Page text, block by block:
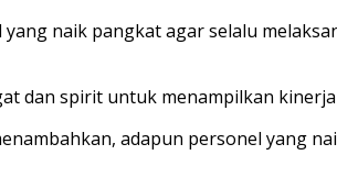
naik pangkat agar selalu
dan spirit untuk menampilkan
adapun personel yang